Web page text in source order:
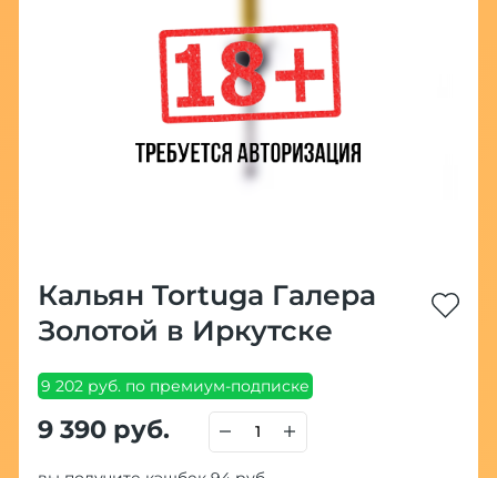
Кальян Tortuga Галера
Золотой в Иркутске
9 202 руб. по премиум-подписке
9 390 руб.